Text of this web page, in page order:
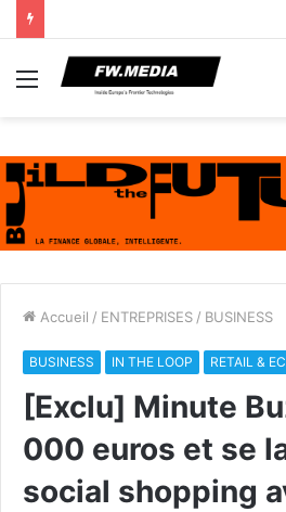
Menu
Accueil / ENTREPRISES / BUSINESS
BUSINESS IN THE LOOP RETAIL &
[Exclu] Minute
000 euros et se
social shopping